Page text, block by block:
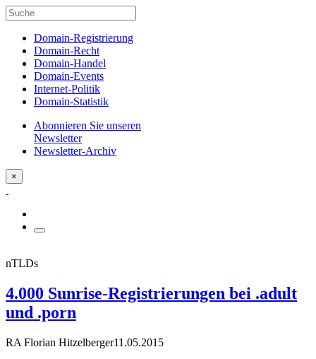
Domain-Registrierung
Domain-Recht
Domain-Handel
Domain-Events
Internet-Politik
Domain-Statistik
Abonnieren Sie unseren
Newsletter
Newsletter-Archiv
×
nTLDs
4.000 Sunrise-Registrierungen bei .adult
und .porn
RA Florian Hitzelberger11.05.2015